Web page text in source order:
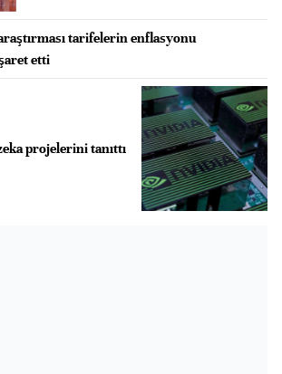
tarifelerin enflasyonu
etti
projelerini tanıttı